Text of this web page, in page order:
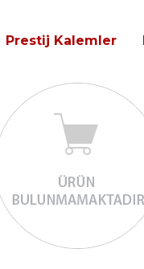
Prestij Kalemler